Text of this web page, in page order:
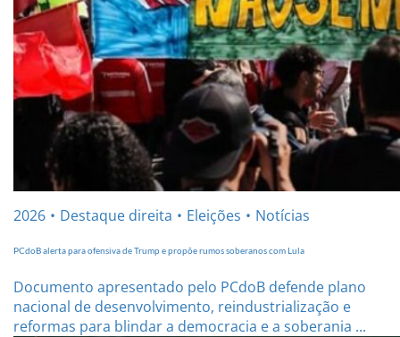
2026 Destaque direita Eleições Notícias
PCdoB alerta para ofensiva de Trump e propõe rumos soberanos com Lula
Documento apresentado pelo PCdoB defende plano
nacional de desenvolvimento, reindustrialização e
reformas para blindar a democracia e a soberania ...